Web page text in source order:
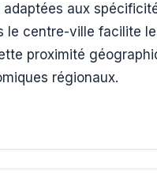
aux
le centre-ville facilite
proximité
régionaux.